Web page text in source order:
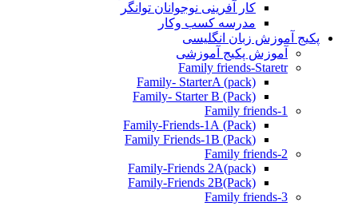
کار آفرینی نوجوانان توانگر
مدرسه کسب وکار
پکیج آموزش زبان انگلیسی
آموزش پکیج آموزشی
Family friends-Staretr
Family- StarterA (pack)
Family- Starter B (Pack)
Family friends-1
(Pack) Family-Friends-1A
(Pack) Family Friends-1B
Family friends-2
Family-Friends 2A(pack)
Family-Friends 2B(Pack)
Family friends-3